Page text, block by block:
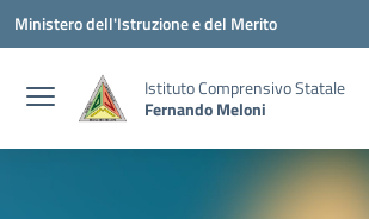
Vai ai contenuti
Vai al menu di navigazione
Vai al footer
Ministero dell'Istruzione e del Merito
Istituto Comprensivo Statale
Fernando Meloni